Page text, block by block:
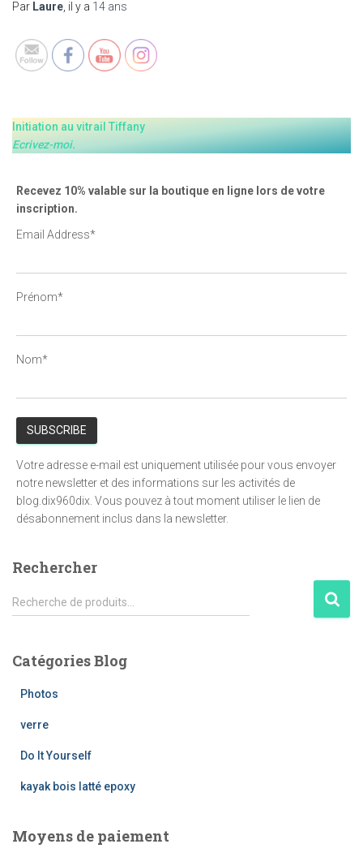
Par Laure , il y a 14 ans
Initiation au vitrail Tiffany
Ecrivez-moi.
Recevez 10% valable sur la boutique en ligne lors de votre
inscription.
Email Address*
Prénom*
Nom*
Votre adresse e-mail est uniquement utilisée pour vous envoyer
notre newsletter et des informations sur les activités de
blog.dix960dix. Vous pouvez à tout moment utiliser le lien de
désabonnement inclus dans la newsletter.
Rechercher
R
e
e
:
Recherche de produits…
Catégories Blog
Photos
verre
Do It Yourself
kayak bois latté epoxy
Moyens de paiement